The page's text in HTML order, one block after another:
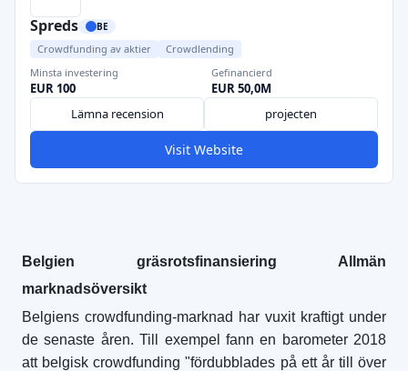
Spreds BE
Crowdfunding av aktier
Crowdlending
Minsta investering
EUR 100
Gefinancierd
EUR 50,0M
Lämna recension
projecten
Visit Website
Belgien gräsrotsfinansiering Allmän
marknadsöversikt
Belgiens crowdfunding-marknad har vuxit kraftigt under
de senaste åren. Till exempel fann en barometer 2018
att belgisk crowdfunding "fördubblades på ett år till över